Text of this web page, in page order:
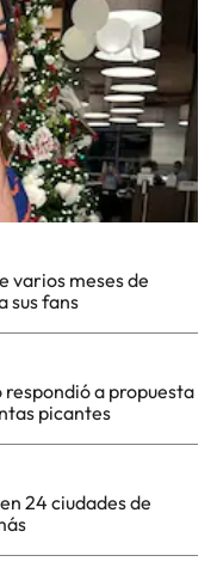
varios meses de
sus fans
respondió a propuesta
picantes
24 ciudades de